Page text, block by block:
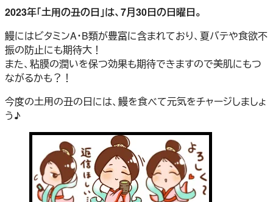
2023年「土用の丑の日」は、7月30日の日曜日。
鰻にはビタミンA・B類が豊富に含まれており、夏バテや食欲不
振の防止にも期待大！
また、粘膜の潤いを保つ効果も期待できますので美肌にもつ
ながるかも？！
今度の土用の丑の日には、鰻を食べて元気をチャージしましょ
う♪